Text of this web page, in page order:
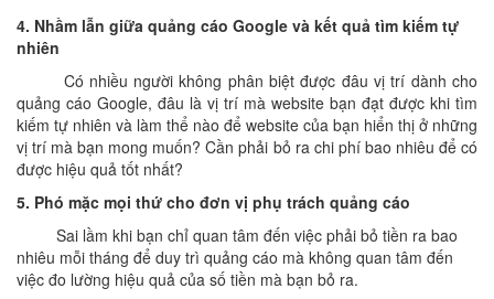
4. Nhầm lẫn giữa quảng cáo Google và kết quả tìm kiếm tự
nhiên
Có nhiều người không phân biệt được đâu vị trí dành cho
quảng cáo Google, đâu là vị trí mà website bạn đạt được khi tìm
kiếm tự nhiên và làm thể nào để website của bạn hiển thị ở những
vị trí mà bạn mong muốn? Cần phải bỏ ra chi phí bao nhiêu để có
được hiệu quả tốt nhất?
5. Phó mặc mọi thứ cho đơn vị phụ trách quảng cáo
Sai lầm khi bạn chỉ quan tâm đến việc phải bỏ tiền ra bao
nhiêu mỗi tháng để duy trì quảng cáo mà không quan tâm đến
việc đo lường hiệu quả của số tiền mà bạn bỏ ra.